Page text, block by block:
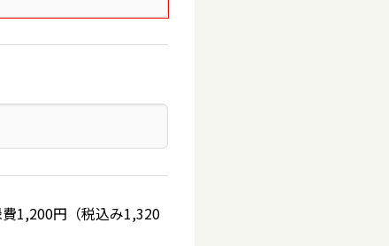
1,200円（税込み1,320